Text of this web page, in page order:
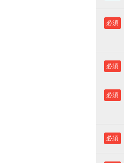
必須
必須
必須
必須